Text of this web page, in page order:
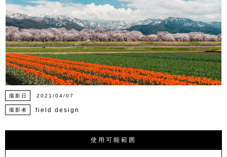
撮影日 2021/04/07
撮影者 field design
使用可能範囲